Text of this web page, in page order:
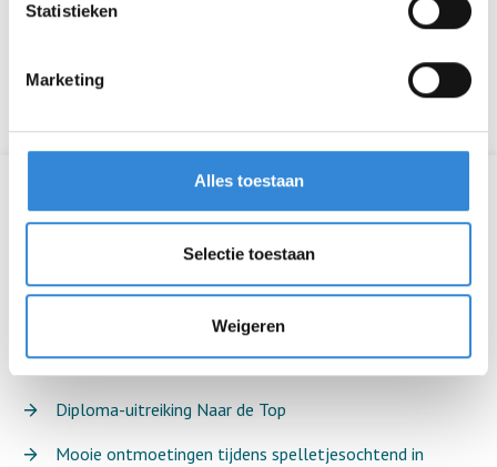
Statistieken
Marketing
Alles toestaan
Selectie toestaan
Weigeren
Een geslaagde dag op de Zwarte Cross
Aardewerk verslag editie 6 is uit
Dit was het Aveleijn Volleybaltoernooi voor
medewerkers 2026
Diploma-uitreiking Naar de Top
Mooie ontmoetingen tijdens spelletjesochtend in